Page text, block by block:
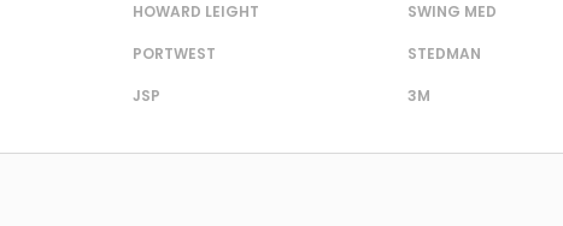
HOWARD LEIGHT
PORTWEST
JSP
SWING MED
STEDMAN
3M